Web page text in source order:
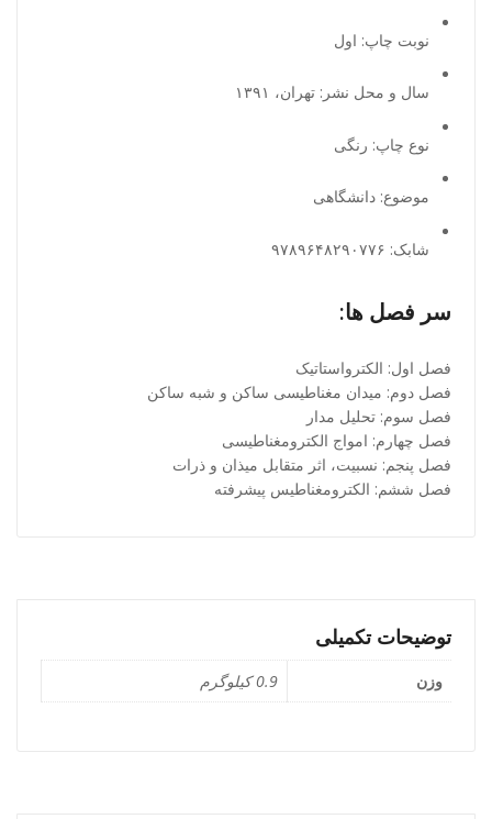
نوبت چاپ: اول
سال و محل نشر: تهران، ۱۳۹۱
نوع چاپ: رنگی
موضوع: دانشگاهی
شابک: ۹۷۸۹۶۴۸۲۹۰۷۷۶
سر فصل ها:
فصل اول: الکترواستاتیک
فصل دوم: میدان مغناطیسی ساکن و شبه ساکن
فصل سوم: تحلیل مدار
فصل چهارم: امواج الکترومغناطیسی
فصل پنجم: نسبیت، اثر متقابل میذان و ذرات
فصل ششم: الکترومغناطیس پیشرفته
توضیحات تکمیلی
وزن 0.9 کیلوگرم